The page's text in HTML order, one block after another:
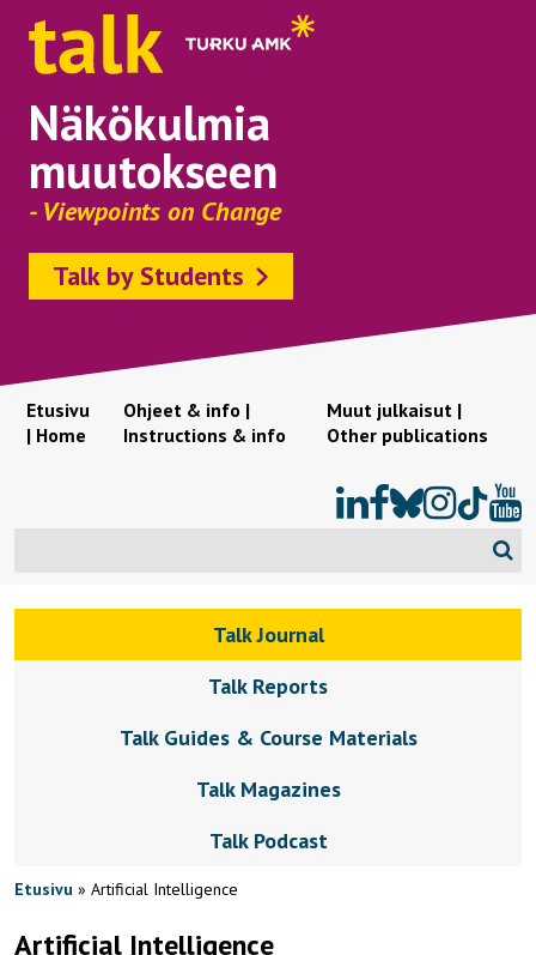
Näkökulmia
muutokseen
- Viewpoints on Change
Talk by Students
Etusivu
| Home
Ohjeet & info |
Instructions & info
Muut julkaisut |
Other publications
Talk Journal
Talk Reports
Talk Guides & Course Materials
Talk Magazines
Talk Podcast
Etusivu » Artificial Intelligence
Artificial Intelligence